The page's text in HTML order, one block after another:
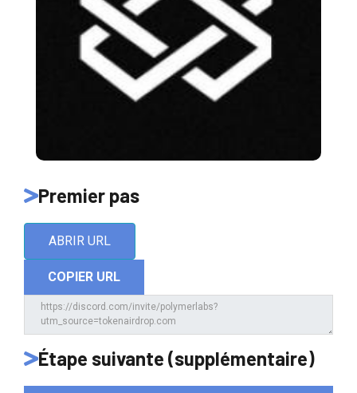
Premier pas
ABRIR URL
COPIER URL
Étape suivante (supplémentaire)